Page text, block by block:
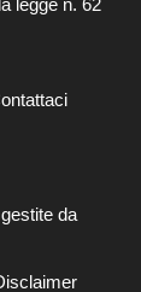
legge n. 62
da